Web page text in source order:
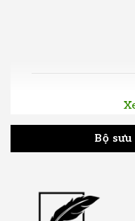
Bút bi Parker mạ
Bộ